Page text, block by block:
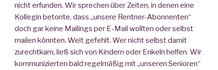
nicht erfunden. Wir sprechen über Zeiten, in denen eine
Kollegin betonte, dass „unsere Rentner-Abonnenten“
doch gar keine Mailings per E-Mail wollten oder selbst
mailen könnten. Weit gefehlt. Wer nicht selbst damit
zurechtkam, ließ sich von Kindern oder Enkeln helfen. Wir
kommunizierten bald regelmäßig mit „unseren Senioren“